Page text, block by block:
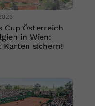
Cup Österreich
in Wien:
Karten sichern!